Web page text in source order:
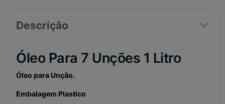
Descrição
Óleo Para 7 Unções 1 Litro
Óleo para Unção.
Embalagem Plastico